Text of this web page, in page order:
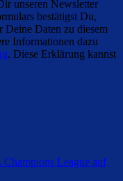
unseren Newsletter
bestätigst Du,
Deine Daten zu diesem
Informationen dazu
. Diese Erklärung kannst
League auf